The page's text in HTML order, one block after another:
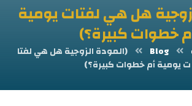
هل هي لفتات يومية
خطوات كبيرة؟)
Blog
(المودة الزوجية هل هي لفتا
ت يومية أم خطوات كبيرة؟)